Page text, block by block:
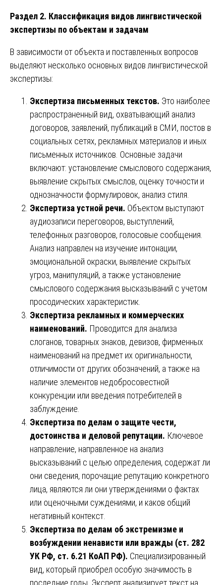
Раздел 2. Классификация видов лингвистической
экспертизы по объектам и задачам
В зависимости от объекта и поставленных вопросов
выделяют несколько основных видов лингвистической
экспертизы:
Экспертиза письменных текстов. Это наиболее
распространенный вид, охватывающий анализ
договоров, заявлений, публикаций в СМИ, постов в
социальных сетях, рекламных материалов и иных
письменных источников. Основные задачи
включают: установление смыслового содержания,
выявление скрытых смыслов, оценку точности и
однозначности формулировок, анализ стиля.
Экспертиза устной речи. Объектом выступают
аудиозаписи переговоров, выступлений,
телефонных разговоров, голосовые сообщения.
Анализ направлен на изучение интонации,
эмоциональной окраски, выявление скрытых
угроз, манипуляций, а также установление
смыслового содержания высказываний с учетом
просодических характеристик.
Экспертиза рекламных и коммерческих
наименований. Проводится для анализа
слоганов, товарных знаков, девизов, фирменных
наименований на предмет их оригинальности,
отличимости от других обозначений, а также на
наличие элементов недобросовестной
конкуренции или введения потребителей в
заблуждение.
Экспертиза по делам о защите чести,
достоинства и деловой репутации. Ключевое
направление, направленное на анализ
высказываний с целью определения, содержат ли
они сведения, порочащие репутацию конкретного
лица, являются ли они утверждениями о фактах
или оценочными суждениями, и каков общий
негативный контекст.
Экспертиза по делам об экстремизме и
возбуждении ненависти или вражды (ст. 282
УК РФ, ст. 6.21 КоАП РФ). Специализированный
вид, который приобрел особую значимость в
последние годы. Эксперт анализирует текст на